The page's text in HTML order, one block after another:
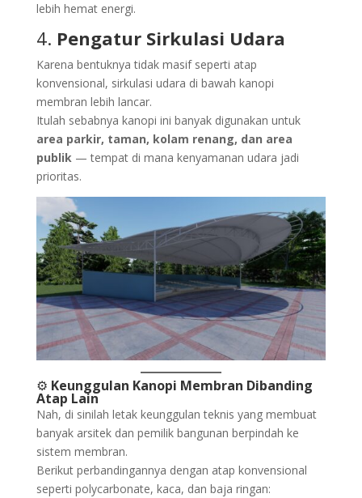
lebih hemat energi.
4. Pengatur Sirkulasi Udara
Karena bentuknya tidak masif seperti atap
konvensional, sirkulasi udara di bawah kanopi
membran lebih lancar.
Itulah sebabnya kanopi ini banyak digunakan untuk
area parkir, taman, kolam renang, dan area
publik— tempat di mana kenyamanan udara jadi
prioritas.
⚙️ Keunggulan Kanopi Membran Dibanding
Atap Lain
Nah, di sinilah letak keunggulan teknis yang membuat
banyak arsitek dan pemilik bangunan berpindah ke
sistem membran.
Berikut perbandingannya dengan atap konvensional
seperti polycarbonate, kaca, dan baja ringan: